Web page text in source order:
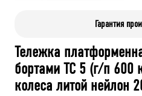
Гарантия
Тележка
бортами ТС 5 (г/п 600
колеса литой нейлон